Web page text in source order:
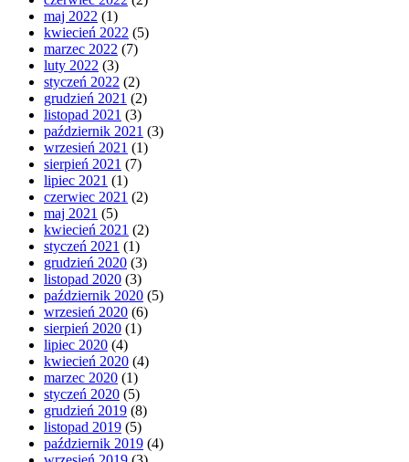
maj 2022 (1)
kwiecień 2022 (5)
marzec 2022 (7)
luty 2022 (3)
styczeń 2022 (2)
grudzień 2021 (2)
listopad 2021 (3)
październik 2021 (3)
wrzesień 2021 (1)
sierpień 2021 (7)
lipiec 2021 (1)
czerwiec 2021 (2)
maj 2021 (5)
kwiecień 2021 (2)
styczeń 2021 (1)
grudzień 2020 (3)
listopad 2020 (3)
październik 2020 (5)
wrzesień 2020 (6)
sierpień 2020 (1)
lipiec 2020 (4)
kwiecień 2020 (4)
marzec 2020 (1)
styczeń 2020 (5)
grudzień 2019 (8)
listopad 2019 (5)
październik 2019 (4)